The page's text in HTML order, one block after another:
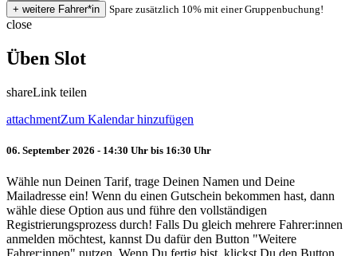
Spare zusätzlich 10% mit einer Gruppenbuchung!
close
Üben Slot
shareLink teilen
attachmentZum Kalendar hinzufügen
06. September 2026 - 14:30 Uhr bis 16:30 Uhr
Wähle nun Deinen Tarif, trage Deinen Namen und Deine
Mailadresse ein! Wenn du einen Gutschein bekommen hast, dann
wähle diese Option aus und führe den vollständigen
Registrierungsprozess durch! Falls Du gleich mehrere Fahrer:innen
anmelden möchtest, kannst Du dafür den Button "Weitere
Fahrer:innen" nutzen. Wenn Du fertig bist, klickst Du den Button